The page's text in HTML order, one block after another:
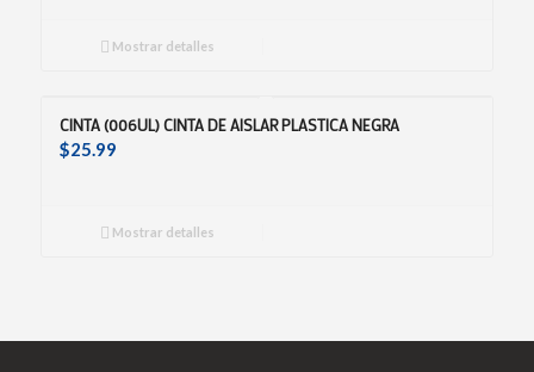
Mostrar detalles
CINTA (006UL) CINTA DE AISLAR PLASTICA NEGRA
$25.99
Mostrar detalles